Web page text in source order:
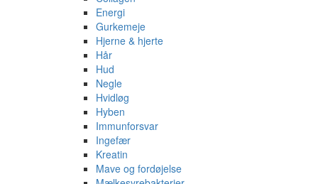
Energi
Gurkemeje
Hjerne & hjerte
Hår
Hud
Negle
Hvidløg
Hyben
Immunforsvar
Ingefær
Kreatin
Mave og fordøjelse